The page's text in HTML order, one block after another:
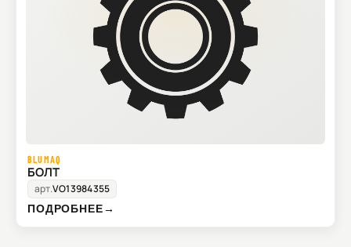
BLUMAQ
БОЛТ
арт.VO13984355
ПОДРОБНЕЕ→